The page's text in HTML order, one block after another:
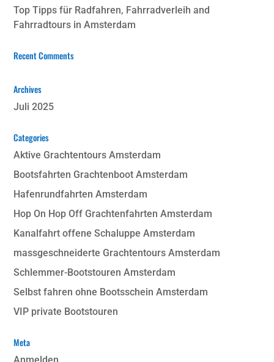
Top Tipps für Radfahren, Fahrradverleih and
Fahrradtours in Amsterdam
Recent Comments
Archives
Juli 2025
Categories
Aktive Grachtentours Amsterdam
Bootsfahrten Grachtenboot Amsterdam
Hafenrundfahrten Amsterdam
Hop On Hop Off Grachtenfahrten Amsterdam
Kanalfahrt offene Schaluppe Amsterdam
massgeschneiderte Grachtentours Amsterdam
Schlemmer-Bootstouren Amsterdam
Selbst fahren ohne Bootsschein Amsterdam
VIP private Bootstouren
Meta